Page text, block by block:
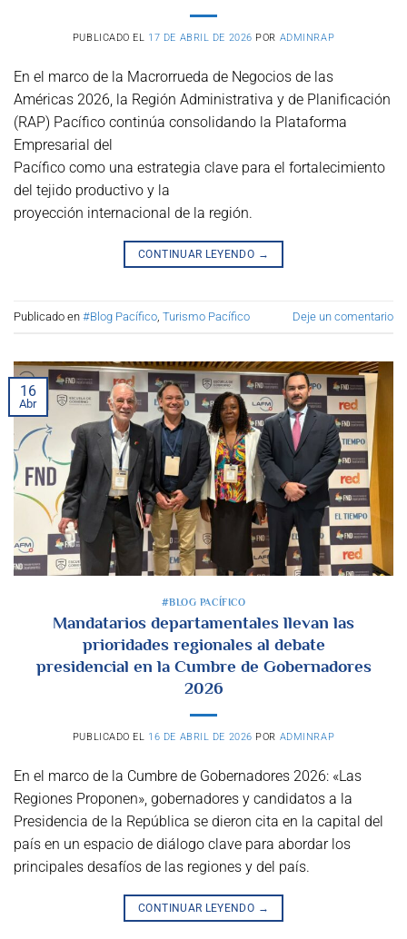
PUBLICADO EL 17 DE ABRIL DE 2026 POR ADMINRAP
En el marco de la Macrorrueda de Negocios de las
Américas 2026, la Región Administrativa y de Planificación
(RAP) Pacífico continúa consolidando la Plataforma
Empresarial del
Pacífico como una estrategia clave para el fortalecimiento
del tejido productivo y la
proyección internacional de la región.
CONTINUAR LEYENDO →
Publicado en #Blog Pacífico Turismo Pacífico Deje un comentario
16
Abr
#BLOG PACÍFICO
Mandatarios departamentales llevan las
prioridades regionales al debate
presidencial en la Cumbre de Gobernadores
2026
PUBLICADO EL 16 DE ABRIL DE 2026 POR ADMINRAP
En el marco de la Cumbre de Gobernadores 2026: «Las
Regiones Proponen», gobernadores y candidatos a la
Presidencia de la República se dieron cita en la capital del
país en un espacio de diálogo clave para abordar los
principales desafíos de las regiones y del país.
CONTINUAR LEYENDO →